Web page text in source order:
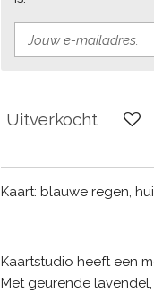
Uitverkocht
Kaart: blauwe regen,
Kaartstudio heeft een
Met geurende